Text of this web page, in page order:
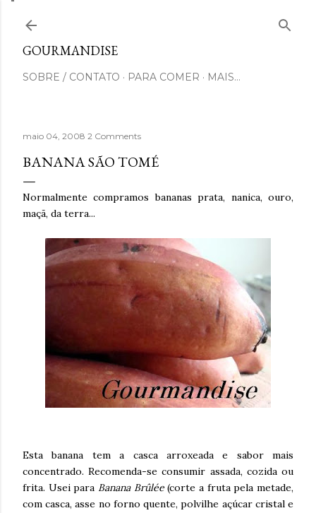
GOURMANDISE
SOBRE / CONTATO PARA COMER MAIS…
maio 04, 2008 2 Comments
BANANA SÃO TOMÉ
Normalmente compramos bananas prata, nanica, ouro,
maçã, da terra...
Esta banana tem a casca arroxeada e sabor mais
concentrado. Recomenda-se consumir assada, cozida ou
frita. Usei para Banana Brûlée(corte a fruta pela metade,
com casca, asse no forno quente, polvilhe açúcar cristal e